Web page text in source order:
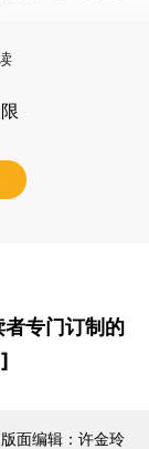
专门订制的
面编辑：许金玲